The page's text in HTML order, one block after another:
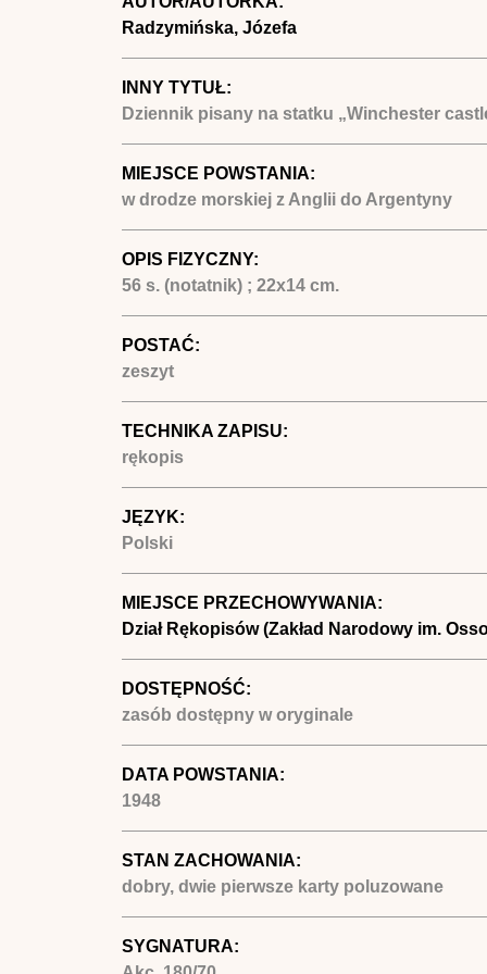
Radzymińska, Józefa
INNY TYTUŁ:
Dziennik pisany na statku „Winchester
MIEJSCE POWSTANIA:
w drodze morskiej z Anglii do Argentyny
OPIS FIZYCZNY:
56 s. (notatnik) ; 22x14 cm.
POSTAĆ:
zeszyt
TECHNIKA ZAPISU:
rękopis
JĘZYK:
Polski
MIEJSCE PRZECHOWYWANIA:
Dział Rękopisów (Zakład Narodowy im.
DOSTĘPNOŚĆ:
zasób dostępny w oryginale
DATA POWSTANIA:
1948
STAN ZACHOWANIA:
dobry, dwie pierwsze karty poluzowane
SYGNATURA: